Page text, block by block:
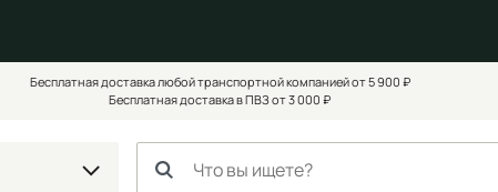
Бесплатная доставка любой транспортной компанией от 5 900 ₽
Бесплатная доставка в ПВЗ от 3 000 ₽